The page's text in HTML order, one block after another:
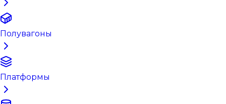
Полувагоны
Платформы